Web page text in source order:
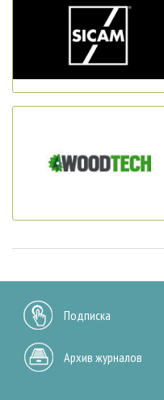
Подписка
Архив журналов